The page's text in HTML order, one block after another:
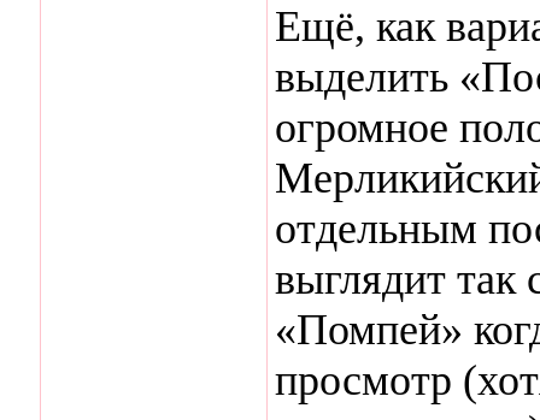
Ещё, как
выделить
огромное
отдельным
выглядит так
«Помпей»
просмотр